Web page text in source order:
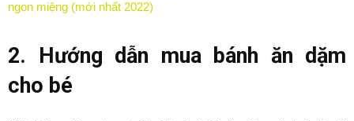
ngon miệng (mới nhất 2022)
2. Hướng dẫn mua bánh ăn dặm
cho bé